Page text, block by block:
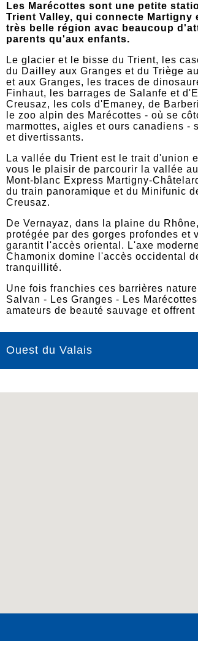
Les Marécottes sont une petite
Trient Valley, qui connecte Martigny
très belle région avac beaucoup
parents qu'aux enfants.
Le glacier et le bisse du Trient, les
du Dailley aux Granges et du Triège
et aux Granges, les traces de
Finhaut, les barrages de Salanfe et
Creusaz, les cols d'Emaney, de
le zoo alpin des Marécottes - où se
marmottes, aigles et ours canadiens -
et divertissants.
La vallée du Trient est le trait d'union
vous le plaisir de parcourir la vallée
Mont-blanc Express Martigny-
du train panoramique et du Minifunic
Creusaz.
De Vernayaz, dans la plaine du
protégée par des gorges profondes et
garantit l'accès oriental. L'axe
Chamonix domine l'accès occidental
tranquillité.
Une fois franchies ces barrières
Salvan - Les Granges - Les
amateurs de beauté sauvage et
Ouest du Valais